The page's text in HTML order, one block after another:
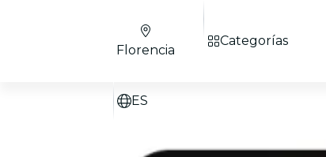
Florencia
ES
Categorías